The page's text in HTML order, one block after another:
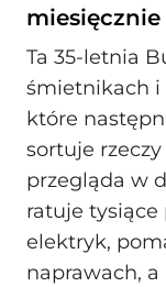
miesięcznie
Ta 35-letnia
śmietnikach i
które
sortuje
przegląda w
ratuje tysiące
elektryk,
naprawach, a